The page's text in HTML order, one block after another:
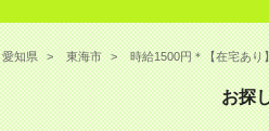
愛知県 東海市 時給1500円＊【在宅あり
お探